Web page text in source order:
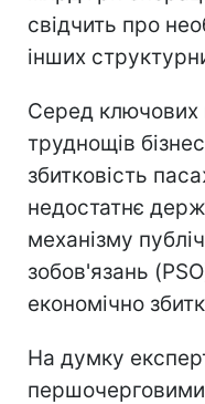
свідчить про
інших
Серед ключових
труднощів
збитковість
недостатнє
механізму
зобов'язань
економічно
На думку
першочерговими